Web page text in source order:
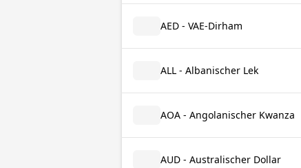
AED - VAE-Dirham
ALL - Albanischer Lek
AOA - Angolanischer Kwanza
AUD - Australischer Dollar